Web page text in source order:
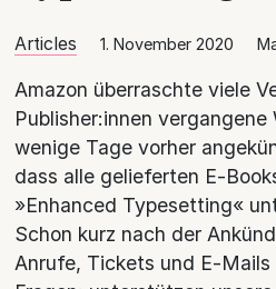
Articles 1. November 2020
Amazon überraschte viele
Publisher:innen
wenige Tage vorher
dass alle gelieferten
»Enhanced Typesetting«
Schon kurz nach der
Anrufe, Tickets und